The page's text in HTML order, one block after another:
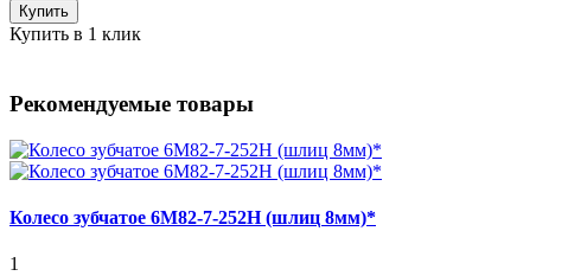
Купить
Купить в 1 клик
Рекомендуемые товары
Колесо зубчатое 6М82-7-252Н (шлиц 8мм)*
1